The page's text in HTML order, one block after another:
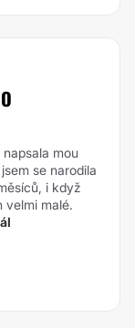
mou
se narodila
i když
velmi malé.